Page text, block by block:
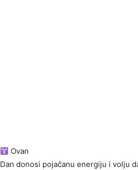
Ovan
Dan donosi pojačanu energiju i volju